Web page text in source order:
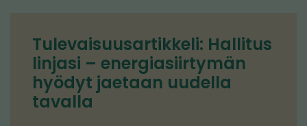
Tulevaisuusartikkeli: Hallitus
linjasi – energiasiirtymän
hyödyt jaetaan uudella
tavalla